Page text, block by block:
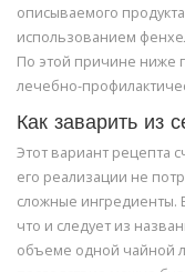
описываемого
использованием
По этой причине ниже
лечебно-
Как заварить из
Этот вариант рецепта
его реализации не
сложные ингредиенты.
что и следует из
объеме одной чайной